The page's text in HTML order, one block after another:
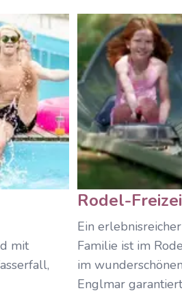
mit
Rodel-
Ein
Familie ist im
im
Englmar